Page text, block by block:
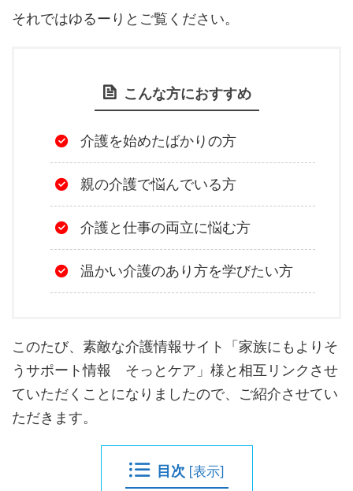
それではゆるーりとご覧ください。
こんな方におすすめ
介護を始めたばかりの方
親の介護で悩んでいる方
介護と仕事の両立に悩む方
温かい介護のあり方を学びたい方
このたび、素敵な介護情報サイト「家族にもよりそ
うサポート情報 そっとケア」様と相互リンクさせ
ていただくことになりましたので、ご紹介させてい
ただきます。
目次 [表示]